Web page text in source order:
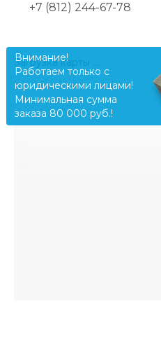
+7 (812) 244-67-78
Загрузка карты ...
Внимание!
Работаем только с
юридическими лицами!
Минимальная сумма
заказа 80 000 руб.!